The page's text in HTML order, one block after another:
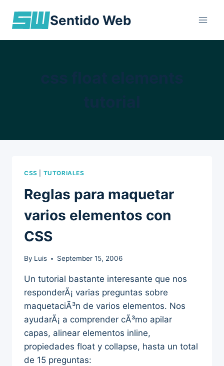
Sentido Web
CSS TUTORIALES
Reglas para maquetar
varios elementos con
CSS
By Luis September 15, 2006
Un tutorial bastante interesante que nos
responderÃ¡ varias preguntas sobre
maquetaciÃ³n de varios elementos. Nos
ayudarÃ¡ a comprender cÃ³mo apilar
capas, alinear elementos inline,
propiedades float y collapse, hasta un total
de 15 preguntas: